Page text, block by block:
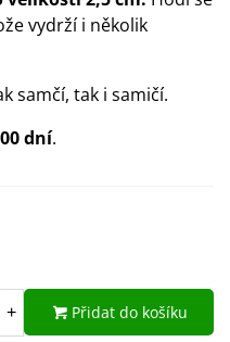
vydrží i několik
samčí, tak i samičí.
dní.
+ Přidat do košíku